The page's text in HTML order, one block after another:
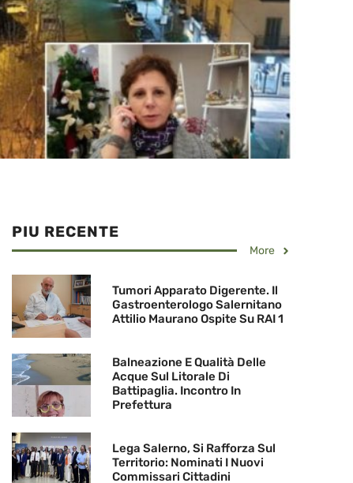
PIU RECENTE
More
Tumori Apparato Digerente. Il
Gastroenterologo Salernitano
Attilio Maurano Ospite Su RAI 1
Balneazione E Qualità Delle
Acque Sul Litorale Di
Battipaglia. Incontro In
Prefettura
Lega Salerno, Si Rafforza Sul
Territorio: Nominati I Nuovi
Commissari Cittadini